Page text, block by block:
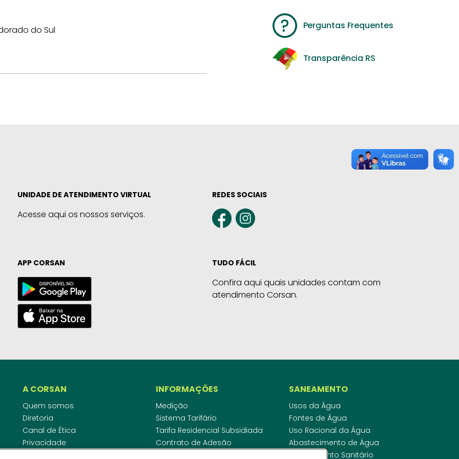
do Sul Perguntas Frequentes
Transparência RS
UNIDADE DE ATENDIMENTO VIRTUAL
Acesse aqui os nossos serviços.
REDES SOCIAIS
APP CORSAN TUDO FÁCIL
Confira aqui quais unidades contam com
atendimento Corsan.
A CORSAN
Quem somos
Diretoria
Canal de Ética
Privacidade
INFORMAÇÕES
Medição
Sistema Tarifário
Tarifa Residencial Subsidiada
Contrato de Adesão
SANEAMENTO
Usos da Água
Fontes de Água
Uso Racional da Água
Abastecimento de Água
Esgotamento Sanitário